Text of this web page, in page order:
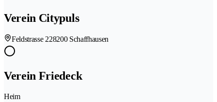
Verein Citypuls
Feldstrasse 228200 Schaffhausen
Verein Friedeck
Heim